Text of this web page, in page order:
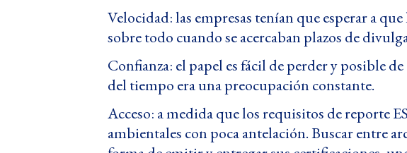
Velocidad: las empresas tenían que esperar a
sobre todo cuando se acercaban plazos de
Confianza: el papel es fácil de perder y posible
del tiempo era una preocupación constante.
Acceso: a medida que los requisitos de reporte
ambientales con poca antelación. Buscar entre